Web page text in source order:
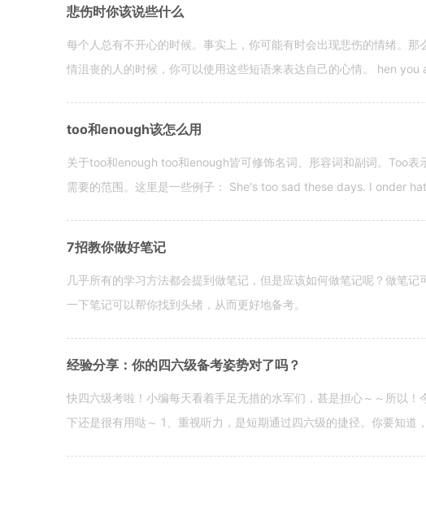
悲伤时你该说些什么
每个人总有不开心的时候。事实上，你可能有时会出现悲伤的情绪。
情沮丧的人的时候，你可以使用这些短语来表达自己的心情。 hen
too和enough该怎么用
关于too和enough too和enough皆可修饰名词、形容词和副词。Too
需要的范围。这里是一些例子： She's too sad these days. I onder
7招教你做好笔记
几乎所有的学习方法都会提到做笔记，但是应该如何做笔记呢？做笔
一下笔记可以帮你找到头绪，从而更好地备考。
经验分享：你的四六级备考姿势对了吗？
快四六级考啦！小编每天看着手足无措的水军们，甚是担心～～所以
下还是很有用哒～ 1、重视听力，是短期通过四六级的捷径。你要知道